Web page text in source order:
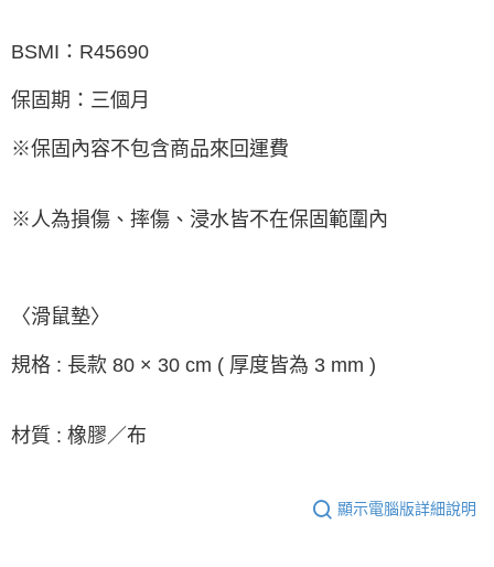
BSMI：R45690
保固期：三個月
※保固內容不包含商品來回運費
※人為損傷、摔傷、浸水皆不在保固範圍內
〈滑鼠墊〉
規格 : 長款 80 × 30 cm ( 厚度皆為 3 mm )
材質 : 橡膠／布
顯示電腦版詳細說明